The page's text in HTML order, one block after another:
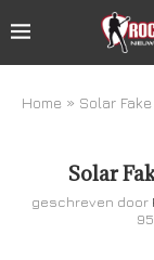
Home » Solar
Solar
geschreven door